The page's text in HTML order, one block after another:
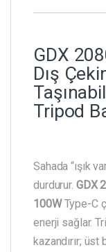
GDX
Dış
Tripod
Sahada “ışık
durdurur. GDX
100WType-C
enerji sağlar.
kazandırır; üst